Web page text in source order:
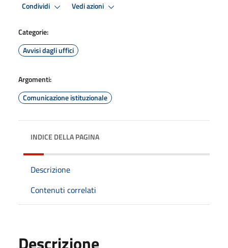
Condividi Vedi azioni
Categorie:
Avvisi dagli uffici
Argomenti:
Comunicazione istituzionale
INDICE DELLA PAGINA
Descrizione
Contenuti correlati